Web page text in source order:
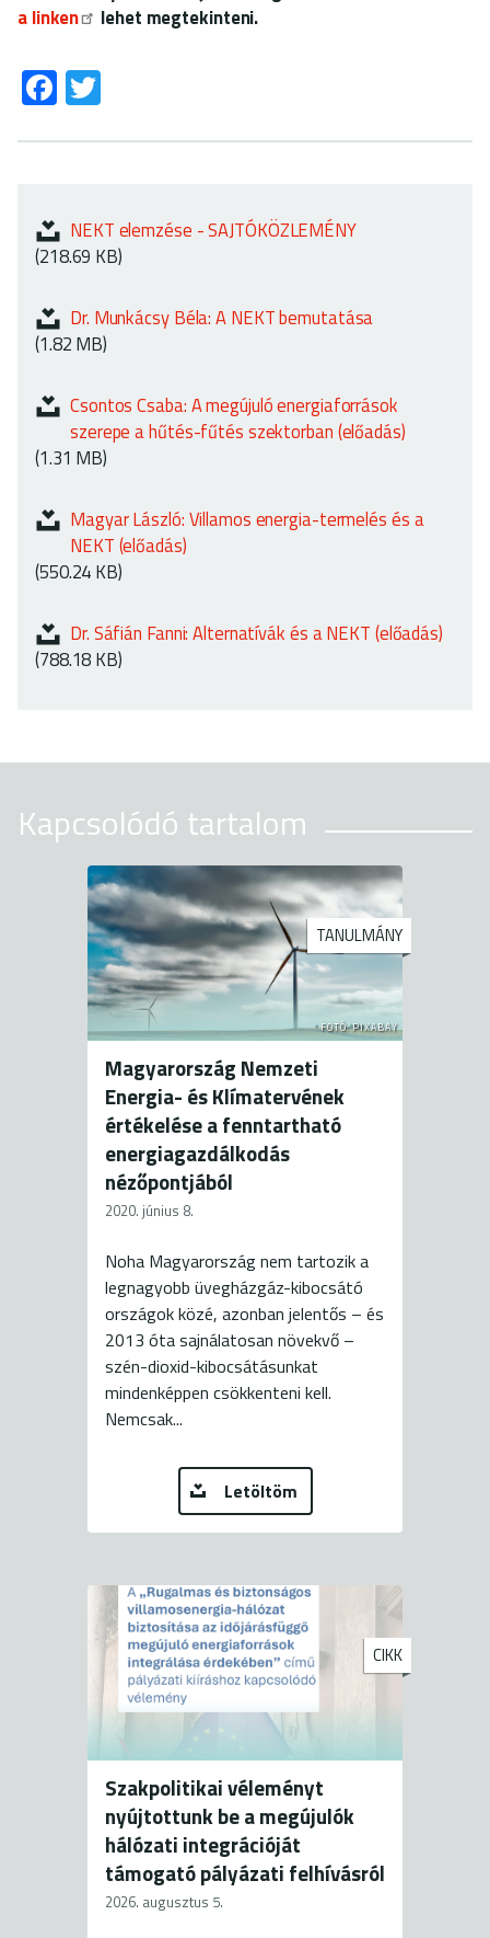
a linken
lehet megtekinteni.
Fa
ce
b
ok
tt
NEKT elemzése - SAJTÓKÖZLEMÉNY
(218.69 KB)
Dr. Munkácsy Béla: A NEKT bemutatása
(1.82 MB)
Csontos Csaba: A megújuló energiaforrások
szerepe a hűtés-fűtés szektorban (előadás)
(1.31 MB)
Magyar László: Villamos energia-termelés és a
NEKT (előadás)
(550.24 KB)
Dr. Sáfián Fanni: Alternatívák és a NEKT (előadás)
(788.18 KB)
Kapcsolódó tartalom
FOTÓ: PIXABAY
TANULMÁNY
Magyarország Nemzeti
Energia- és Klímatervének
értékelése a fenntartható
energiagazdálkodás
nézőpontjából
2020. június 8.
Noha Magyarország nem tartozik a
legnagyobb üvegházgáz-kibocsátó
országok közé, azonban jelentős – és
2013 óta sajnálatosan növekvő –
szén-dioxid-kibocsátásunkat
mindenképpen csökkenteni kell.
Nemcsak...
Letöltöm
CIKK
Szakpolitikai véleményt
nyújtottunk be a megújulók
hálózati integrációját
támogató pályázati felhívásról
2026. augusztus 5.